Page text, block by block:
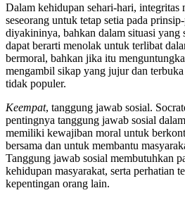
Dalam kehidupan sehari-hari, integritas
seseorang untuk tetap setia pada
diyakininya, bahkan dalam situasi yang
dapat berarti menolak untuk terlibat
bermoral, bahkan jika itu
mengambil sikap yang jujur ​​dan
tidak populer.
Keempat, tanggung jawab sosial.
pentingnya tanggung jawab sosial
memiliki kewajiban moral untuk
bersama dan untuk membantu
Tanggung jawab sosial membutuhkan
kehidupan masyarakat, serta perhatian
kepentingan orang lain.